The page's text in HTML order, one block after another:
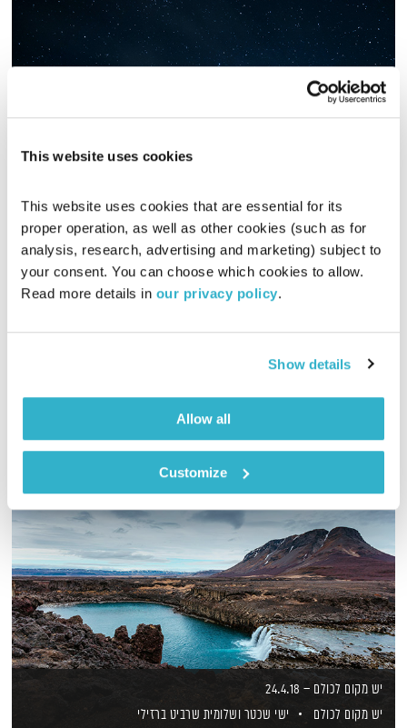
This website uses cookies
This website uses cookies that are essential for its
proper operation, as well as other cookies (such as for
analysis, research, advertising and marketing) subject to
your consent. You can choose which cookies to allow.
Read more details in our privacy policy.
Show details
Allow all
Customize
מדיטציית צלילים
דרור רדה
31.01.21
00:31:52
דרור רדה מזמין אתכם להתחבר, להירגע, להירדם או פשוט לקחת
אודיו
יש מקום לכולם – 24.4.18
יש מקום לכולם
ישי שכטר ושלומית שרביט ברזילי